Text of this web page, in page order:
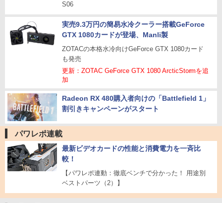
S06
実売9.3万円の簡易水冷クーラー搭載GeForce
GTX 1080カードが登場、Manli製
ZOTACの本格水冷向けGeForce GTX 1080カード
も発売
更新：ZOTAC GeForce GTX 1080 ArcticStormを追
加
Radeon RX 480購入者向けの「Battlefield 1」
割引きキャンペーンがスタート
パワレポ連載
最新ビデオカードの性能と消費電力を一斉比
較！
【パワレポ連動：徹底ベンチで分かった！ 用途別
ベストパーツ（2）】